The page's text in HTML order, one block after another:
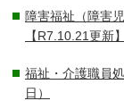
障害福祉（障害
【R7.10.21更新】
福祉・介護職員
日）